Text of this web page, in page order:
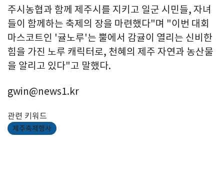
주시농협과 함께 제주시를 지키고 일군 시민들, 자녀
들이 함께하는 축제의 장을 마련했다"며 "이번 대회
마스코트인 '귤노루'는 뿔에서 감귤이 열리는 신비한
힘을 가진 노루 캐릭터로, 천혜의 제주 자연과 농산물
을 알리고 있다"고 말했다.
gwin@news1.kr
관련 키워드
제주축제행사